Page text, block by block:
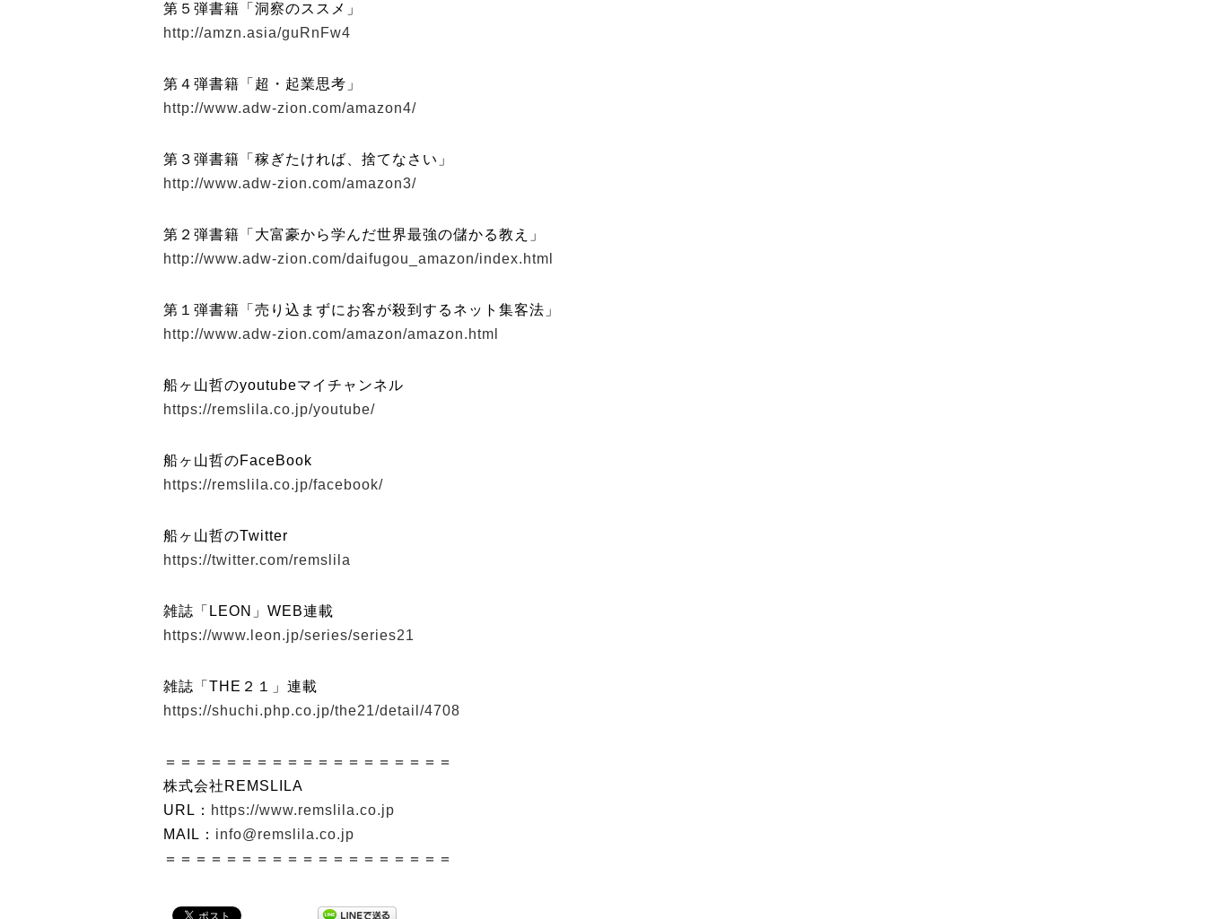
第５弾書籍「洞察のススメ」
http://amzn.asia/guRnFw4
第４弾書籍「超・起業思考」
http://www.adw-zion.com/amazon4/
第３弾書籍「稼ぎたければ、捨てなさい」
http://www.adw-zion.com/amazon3/
第２弾書籍「大富豪から学んだ世界最強の儲かる教え」
http://www.adw-zion.com/daifugou_amazon/index.html
第１弾書籍「売り込まずにお客が殺到するネット集客法」
http://www.adw-zion.com/amazon/amazon.html
船ヶ山哲のyoutubeマイチャンネル
https://remslila.co.jp/youtube/
船ヶ山哲のFaceBook
https://remslila.co.jp/facebook/
船ヶ山哲のTwitter
https://twitter.com/remslila
雑誌「LEON」WEB連載
https://www.leon.jp/series/series21
雑誌「THE２１」連載
https://shuchi.php.co.jp/the21/detail/4708
＝＝＝＝＝＝＝＝＝＝＝＝＝＝＝＝＝＝＝
株式会社REMSLILA
URL： https://www.remslila.co.jp
MAIL： info@remslila.co.jp
＝＝＝＝＝＝＝＝＝＝＝＝＝＝＝＝＝＝＝